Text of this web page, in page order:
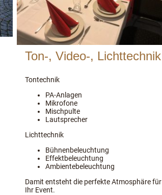
Ton-, Video-, Lichttechnik
Tontechnik
PA-Anlagen
Mikrofone
Mischpulte
Lautsprecher
Lichttechnik
Bühnenbeleuchtung
Effektbeleuchtung
Ambientebeleuchtung
Damit entsteht die perfekte Atmosphäre für
Ihr Event.